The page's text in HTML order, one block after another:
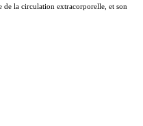
la circulation extracorporelle, et son
suivantes :
technique